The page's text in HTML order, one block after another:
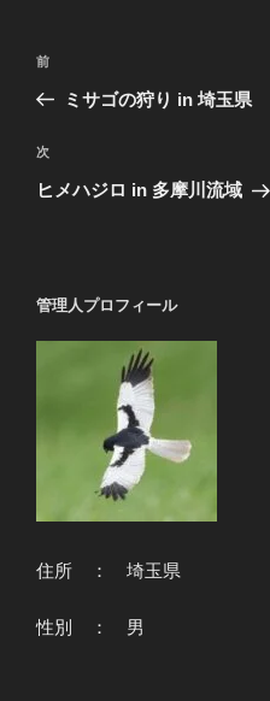
投
ナ
ビ
ゲ
ン
前
の
稿
前
ミサゴの狩り in 埼玉県
次
の
次
ヒメハジロ in 多摩川流域
管理人プロフィール
住所 ： 埼玉県
性別 ： 男